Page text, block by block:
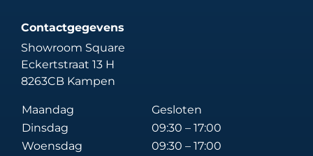
Contactgegevens
Showroom Square
Eckertstraat 13 H
8263CB Kampen
Maandag
Gesloten
Dinsdag
09:30 – 17:00
Woensdag
09:30 – 17:00